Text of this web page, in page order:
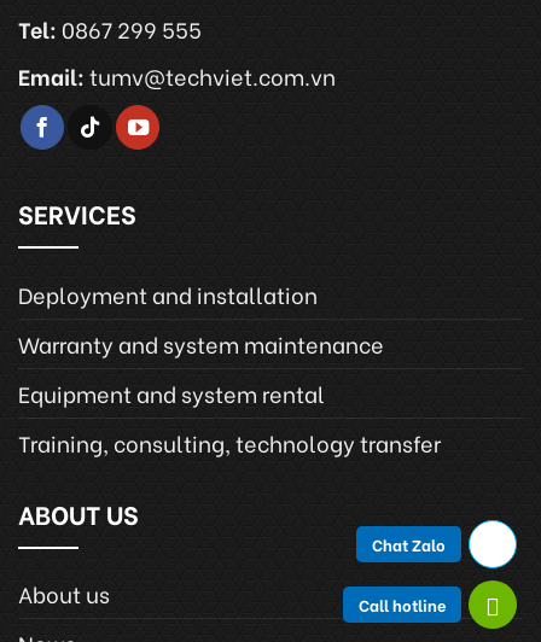
Tel: 0867 299 555
Email:tumv@techviet.com.vn
SERVICES
Deployment and installation
Warranty and system maintenance
Equipment and system rental
Training, consulting, technology transfer
ABOUT US
About us
Chat Zalo
Call hotline